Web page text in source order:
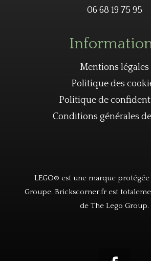
06 68 19 75 95
Mentions légales
Politique des
Politique de
Conditions générales
LEGO® est une marque protégée
Groupe. Brickscorner.fr est
de The Lego Group.